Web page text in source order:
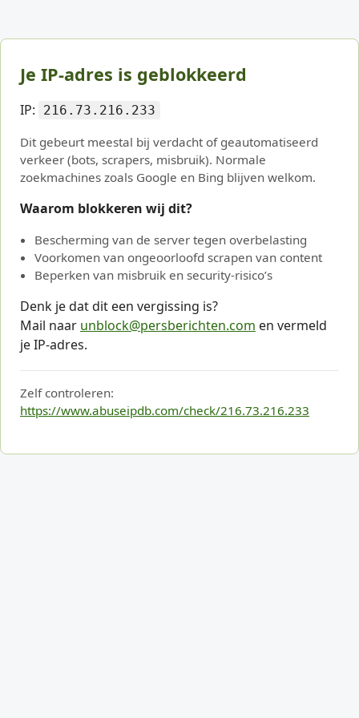
Je IP-adres is geblokkeerd
IP: 216.73.216.233
Dit gebeurt meestal bij verdacht of geautomatiseerd
verkeer (bots, scrapers, misbruik). Normale
zoekmachines zoals Google en Bing blijven welkom.
Waarom blokkeren wij dit?
Bescherming van de server tegen overbelasting
Voorkomen van ongeoorloofd scrapen van content
Beperken van misbruik en security-risico’s
Denk je dat dit een vergissing is?
Mail naar unblock@persberichten.com en vermeld
je IP-adres.
Zelf controleren:
https://www.abuseipdb.com/check/216.73.216.233